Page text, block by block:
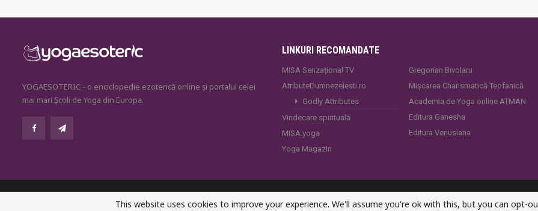
YOGAESOTERIC - o enciclopedie ezoterică online și portalul celei
mai mari Școli de Yoga din Europa.
LINKURI RECOMANDATE
MISA Senzaţional TV
AtributeDumnezeiesti.ro
Godly Attributes
Vindecare spirituală
MISA.yoga
Yoga Magazin
Gregorian Bivolaru
Mișcarea Charismatică Teofanică
Academia de Yoga online ATMAN
Editura Ganesha
Editura Venusiana
This website uses cookies to improve your experience. We'll assume you're ok with this, but you can opt-